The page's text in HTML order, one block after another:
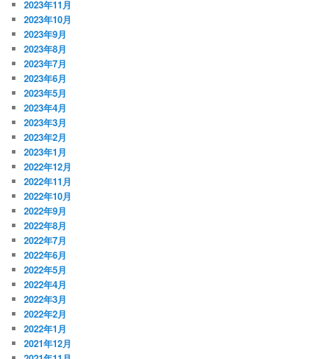
2023年11月
2023年10月
2023年9月
2023年8月
2023年7月
2023年6月
2023年5月
2023年4月
2023年3月
2023年2月
2023年1月
2022年12月
2022年11月
2022年10月
2022年9月
2022年8月
2022年7月
2022年6月
2022年5月
2022年4月
2022年3月
2022年2月
2022年1月
2021年12月